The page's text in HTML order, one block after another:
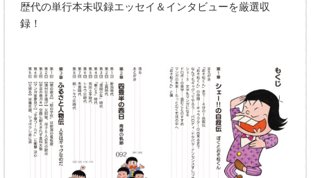
歴代の単行本未収録エッセイ＆インタビューを厳選収
録！